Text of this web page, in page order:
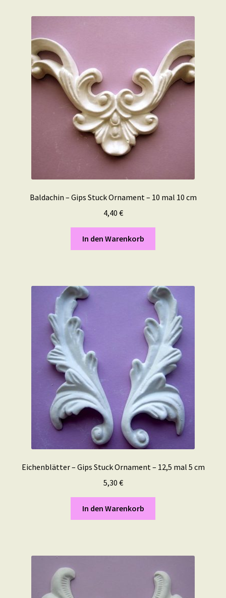
Baldachin – Gips Stuck Ornament – 10 mal 10 cm
4,40 €
In den Warenkorb
Eichenblätter – Gips Stuck Ornament – 12,5 mal 5 cm
5,30 €
In den Warenkorb